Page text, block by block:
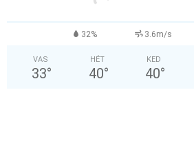
32% 3.6m/s
VAS
33°
HÉT
40°
KED
40°